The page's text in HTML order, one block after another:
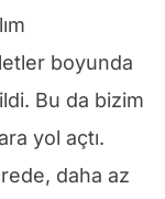
boyunda
Bu da bizim
yol açtı.
daha az